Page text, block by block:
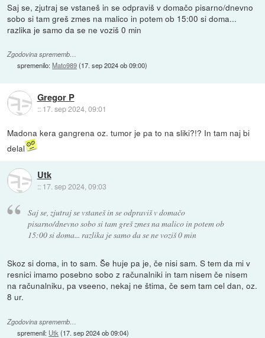
Saj se, zjutraj se vstaneš in se odpraviš v domačo pisarno/dnevno
sobo si tam greš zmes na malico in potem ob 15:00 si doma...
razlika je samo da se ne voziš 0 min
Zgodovina sprememb…
spremenilo:Mato989(17. sep 2024 ob 09:00)
Gregor P
:: 17. sep 2024, 09:01
Madona kera gangrena oz. tumor je pa to na sliki?!? In tam naj bi
delal
Utk
:: 17. sep 2024, 09:03
Saj se, zjutraj se vstaneš in se odpraviš v domačo
pisarno/dnevno sobo si tam greš zmes na malico in potem ob
15:00 si doma... razlika je samo da se ne voziš 0 min
Skoz si doma, in to sam. Še huje pa je, če nisi sam. S tem da mi v
resnici imamo posebno sobo z računalniki in tam nisem če nisem
na računalniku, pa vseeno, nekaj ne štima, če sem tam cel dan, oz.
8 ur.
Zgodovina sprememb…
spremenil: Utk (17. sep 2024 ob 09:04)